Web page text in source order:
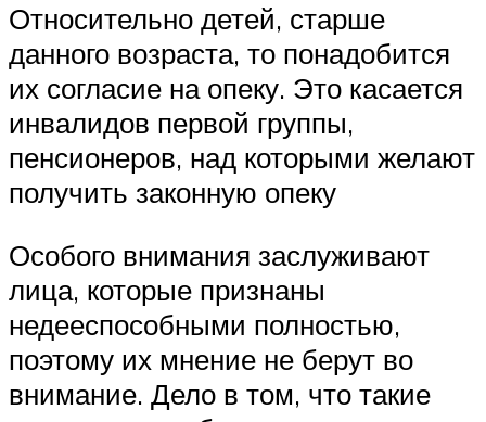
Относительно детей, старше
данного возраста, то понадобится
их согласие на опеку. Это касается
инвалидов первой группы,
пенсионеров, над которыми желают
получить законную опеку
Особого внимания заслуживают
лица, которые признаны
недееспособными полностью,
поэтому их мнение не берут во
внимание. Дело в том, что такие